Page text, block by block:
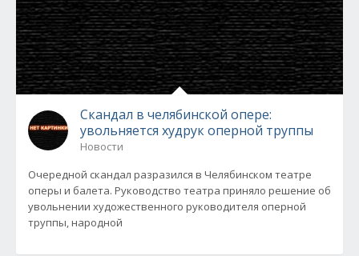
Скандал в челябинской опере:
увольняется худрук оперной труппы
Новости
Очередной скандал разразился в Челябинском театре
оперы и балета. Руководство театра приняло решение об
увольнении художественного руководителя оперной
труппы, народной